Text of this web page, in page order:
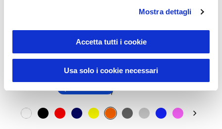
Mostra dettagli
Accetta tutti i cookie
Usa solo i cookie necessari